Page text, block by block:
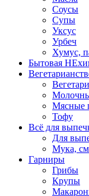
Соусы
Супы
Уксус
Урбеч
Хумус,
Бытовая
Мясные
Тофу
Всё для
Для
Мука,
Гарниры
Грибы
Крупы